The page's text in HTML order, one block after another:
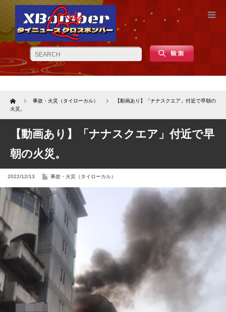
Home 事故・火災（タイローカル）
【動画あり】「ナナスクエア」付近で早朝の
火災。
【動画あり】「ナナスクエア」付近で早
朝の火災。
2022/12/13 事故・火災（タイローカル）